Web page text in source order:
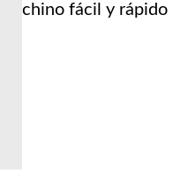
chino fácil y rápido